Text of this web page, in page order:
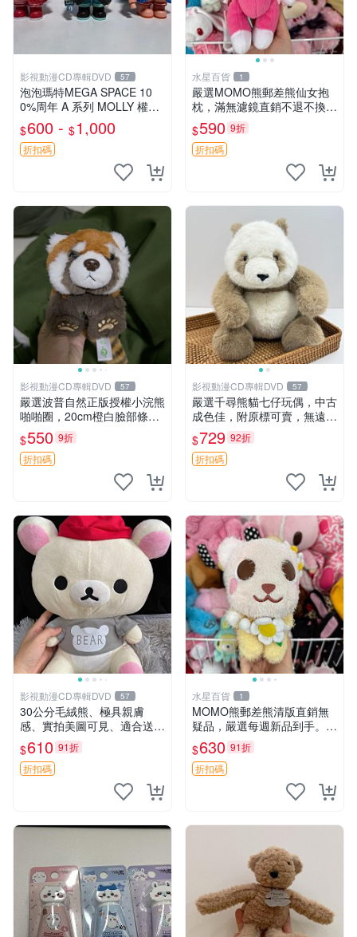
影視動漫CD專輯DVD 57
泡泡瑪特MEGA SPACE 10
0%周年 A 系列 MOLLY 權威
隱藏款 嚴選薄荷巧克力色 80
年代風味 權威推薦 合適收藏
$600 - $1,000
折扣碼
水星百貨 1
嚴選MOMO熊郵差熊仙女抱
枕，滿無濾鏡直銷不退不換
經典造型可愛必備 紅薯啵啵
間抱枕 抱枕 時尚
$590 9折
折扣碼
影視動漫CD專輯DVD 57
嚴選波普自然正版授權小浣熊
啪啪圈，20cm橙白臉部條紋
清晰，毛絨超萌贈品推薦。
小浣熊 波普 圈環
$550 9折
折扣碼
影視動漫CD專輯DVD 57
嚴選千尋熊貓七仔玩偶，中古
成色佳，附原標可賣，無遠方
一手送第二天即達 中古玩偶
熊貓七仔 千尋
$729 92折
折扣碼
影視動漫CD專輯DVD 57
30公分毛絨熊、極具親膚
感、實拍美圖可見、適合送禮
收藏 毛絨熊 送禮 熊抱
$610 91折
折扣碼
水星百貨 1
MOMO熊郵差熊清版直銷無
疑品，嚴選每週新品到手。紅
薯啵啵鮮果間 郵差熊 清版 紅
薯啵啵間
$630 91折
折扣碼